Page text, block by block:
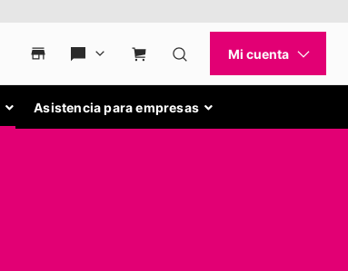
Asistencia para empresas